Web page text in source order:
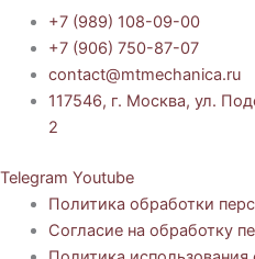
+7 (989) 108-09-00
+7 (906) 750-87-07
contact@mtmechanica.ru
117546, г. Москва, ул.
2
Telegram Youtube
Политика обработки
Согласие на обработку